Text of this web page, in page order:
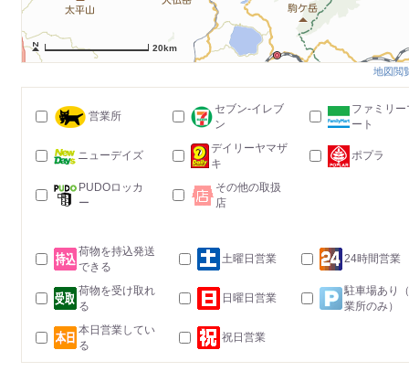
20km
地図閲
営業所
セブン-イレブ
ン
ファミリー
ート
ニューデイズ
デイリーヤマザ
キ
ポプラ
PUDOロッカ
ー
その他の取扱
店
荷物を持込発送
できる
土曜日営業 24時間営業
荷物を受け取れ
る
日曜日営業
駐車場あり
業所のみ）
本日営業してい
る
祝日営業